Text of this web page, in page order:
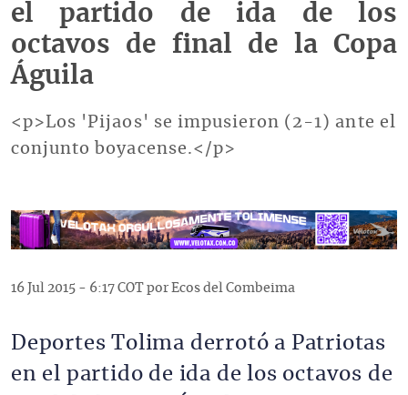
el partido de ida de los
octavos de final de la Copa
Águila
<p>Los 'Pijaos' se impusieron (2-1) ante el
conjunto boyacense.</p>
16 Jul 2015 - 6:17 COT por Ecos del Combeima
Deportes Tolima derrotó a Patriotas
en el partido de ida de los octavos de